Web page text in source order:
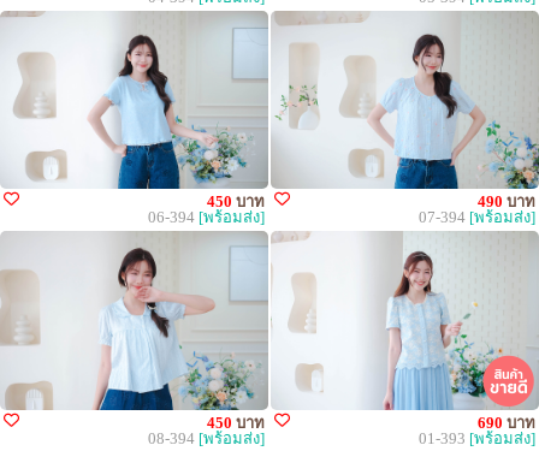
450 บาท
06-394 [พร้อมส่ง]
490 บาท
07-394 [พร้อมส่ง]
450 บาท
08-394 [พร้อมส่ง]
690 บาท
01-393 [พร้อมส่ง]